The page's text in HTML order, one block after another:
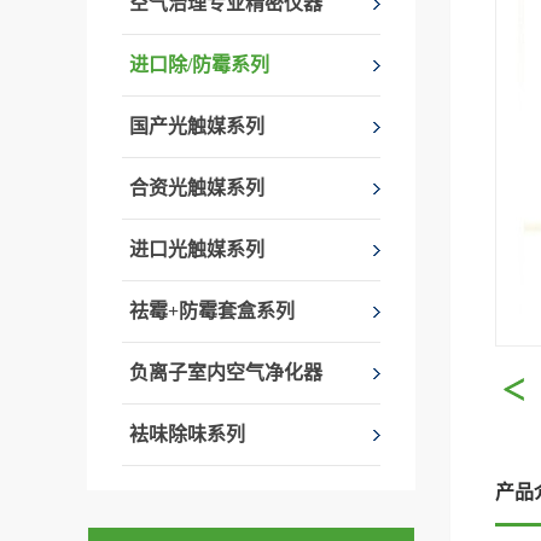
进口除/防霉系列
国产光触媒系列
合资光触媒系列
进口光触媒系列
祛霉+防霉套盒系列
负离子室内空气净化器
袪味除味系列
产品